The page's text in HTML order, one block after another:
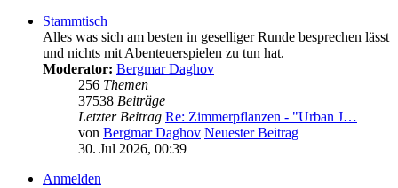
Stammtisch
Alles was sich am besten in geselliger Runde besprechen lässt
und nichts mit Abenteuerspielen zu tun hat.
Moderator: Bergmar Daghov
256 Themen
37538 Beiträge
Letzter Beitrag Re: Zimmerpflanzen - "Urban J…
von Bergmar Daghov Neuester Beitrag
30. Jul 2026, 00:39
Anmelden